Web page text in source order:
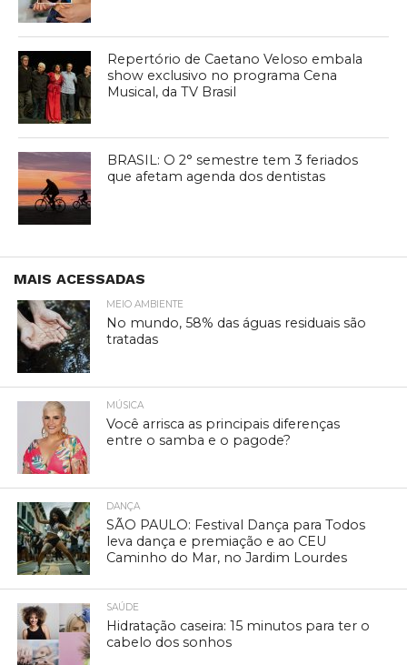
Repertório de Caetano Veloso embala
show exclusivo no programa Cena
Musical, da TV Brasil
BRASIL: O 2° semestre tem 3 feriados
que afetam agenda dos dentistas
MAIS ACESSADAS
MEIO AMBIENTE
No mundo, 58% das águas residuais são
tratadas
MÚSICA
Você arrisca as principais diferenças
entre o samba e o pagode?
DANÇA
SÃO PAULO: Festival Dança para Todos
leva dança e premiação e ao CEU
Caminho do Mar, no Jardim Lourdes
SAÚDE
Hidratação caseira: 15 minutos para ter o
cabelo dos sonhos